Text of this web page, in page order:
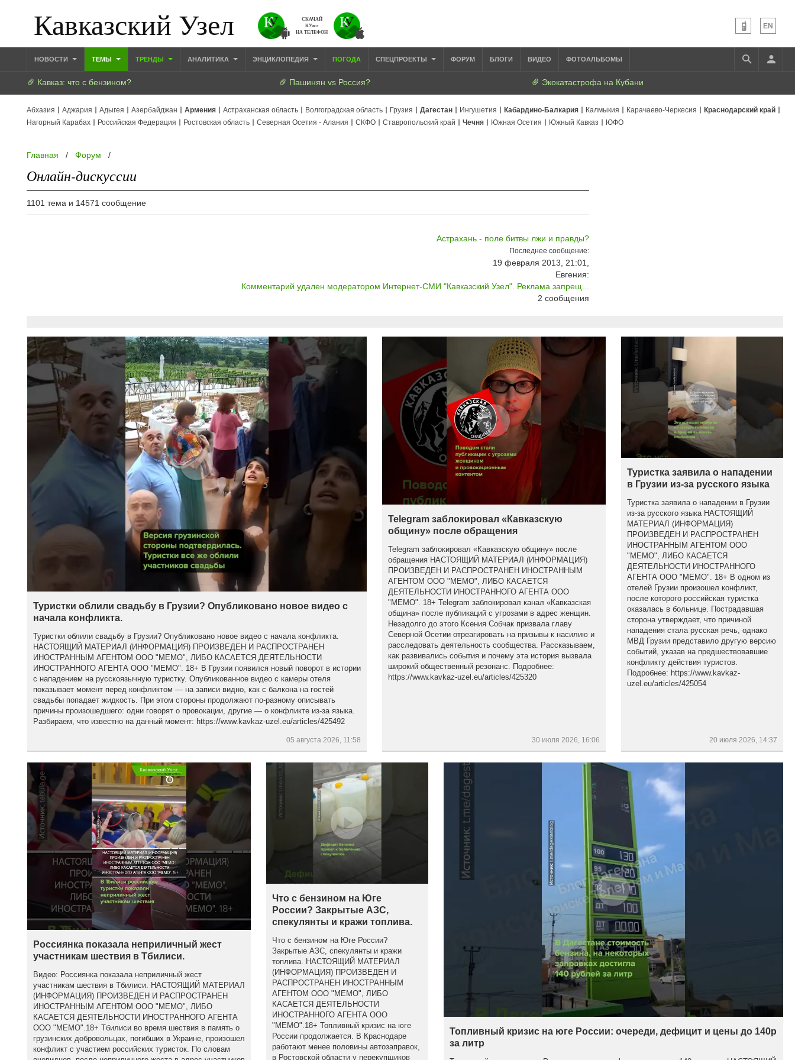
Кавказский Узел
СКАЧАЙ
КУзел
НА ТЕЛЕФОН
EN
НОВОСТИ ТЕМЫ ТРЕНДЫ АНАЛИТИКА ЭНЦИКЛОПЕДИЯ ПОГОДА СПЕЦПРОЕКТЫ ФОРУМ БЛОГИ ВИДЕО ФОТОАЛЬБОМЫ
Кавказ: что с бензином? Пашинян vs Россия? Экокатастрофа на Кубани
Абхазия Аджария Адыгея Азербайджан Армения Астраханская область Волгоградская область Грузия Дагестан Ингушетия Кабардино-Балкария Калмыкия Карачаево-Черкесия
Краснодарский край
Нагорный Карабах
Российская Федерация Ростовская область Северная Осетия - Алания СКФО Ставропольский край Чечня Южная Осетия Южный Кавказ ЮФО
Главная / Форум /
Онлайн-дискуссии
1101 тема и 14571 сообщение
Астрахань - поле битвы лжи и правды?
Последнее сообщение:
19 февраля 2013, 21:01,
Евгения:
Комментарий удален модератором Интернет-СМИ "Кавказский Узел". Реклама запрещ...
2сообщения
Туристки облили свадьбу в Грузии? Опубликовано новое видео с
начала конфликта.
Туристки облили свадьбу в Грузии? Опубликовано новое видео с начала конфликта.
НАСТОЯЩИЙ МАТЕРИАЛ (ИНФОРМАЦИЯ) ПРОИЗВЕДЕН И РАСПРОСТРАНЕН
ИНОСТРАННЫМ АГЕНТОМ ООО "МЕМО", ЛИБО КАСАЕТСЯ ДЕЯТЕЛЬНОСТИ
ИНОСТРАННОГО АГЕНТА ООО "МЕМО". 18+ В Грузии появился новый поворот в истории
с нападением на русскоязычную туристку. Опубликованное видео с камеры отеля
показывает момент перед конфликтом — на записи видно, как с балкона на гостей
свадьбы попадает жидкость. При этом стороны продолжают по-разному описывать
причины произошедшего: одни говорят о провокации, другие — о конфликте из-за языка.
Разбираем, что известно на данный момент: https://www.kavkaz-uzel.eu/articles/425492
05 августа 2026, 11:58
Telegram заблокировал «Кавказскую
общину» после обращения
Telegram заблокировал «Кавказскую общину» после
обращения НАСТОЯЩИЙ МАТЕРИАЛ (ИНФОРМАЦИЯ)
ПРОИЗВЕДЕН И РАСПРОСТРАНЕН ИНОСТРАННЫМ
АГЕНТОМ ООО "МЕМО", ЛИБО КАСАЕТСЯ
ДЕЯТЕЛЬНОСТИ ИНОСТРАННОГО АГЕНТА ООО
"МЕМО". 18+ Telegram заблокировал канал «Кавказская
община» после публикаций с угрозами в адрес женщин.
Незадолго до этого Ксения Собчак призвала главу
Северной Осетии отреагировать на призывы к насилию и
расследовать деятельность сообщества. Рассказываем,
как развивались события и почему эта история вызвала
широкий общественный резонанс. Подробнее:
https://www.kavkaz-uzel.eu/articles/425320
30 июля 2026, 16:06
Туристка заявила о нападении
в Грузии из-за русского языка
Туристка заявила о нападении в Грузии
из-за русского языка НАСТОЯЩИЙ
МАТЕРИАЛ (ИНФОРМАЦИЯ)
ПРОИЗВЕДЕН И РАСПРОСТРАНЕН
ИНОСТРАННЫМ АГЕНТОМ ООО
"МЕМО", ЛИБО КАСАЕТСЯ
ДЕЯТЕЛЬНОСТИ ИНОСТРАННОГО
АГЕНТА ООО "МЕМО". 18+ В одном из
отелей Грузии произошел конфликт,
после которого российская туристка
оказалась в больнице. Пострадавшая
сторона утверждает, что причиной
нападения стала русская речь, однако
МВД Грузии представило другую версию
событий, указав на предшествовавшие
конфликту действия туристов.
Подробнее: https://www.kavkaz-
uzel.eu/articles/425054
20 июля 2026, 14:37
Россиянка показала неприличный жест
участникам шествия в Тбилиси.
Видео: Россиянка показала неприличный жест
участникам шествия в Тбилиси. НАСТОЯЩИЙ МАТЕРИАЛ
(ИНФОРМАЦИЯ) ПРОИЗВЕДЕН И РАСПРОСТРАНЕН
ИНОСТРАННЫМ АГЕНТОМ ООО "МЕМО", ЛИБО
КАСАЕТСЯ ДЕЯТЕЛЬНОСТИ ИНОСТРАННОГО АГЕНТА
ООО "МЕМО".18+ Тбилиси во время шествия в память о
грузинских добровольцах, погибших в Украине, произошел
конфликт с участием российских туристок. По словам
Что с бензином на Юге
России? Закрытые АЗС,
спекулянты и кражи топлива.
Что с бензином на Юге России?
Закрытые АЗС, спекулянты и кражи
топлива. НАСТОЯЩИЙ МАТЕРИАЛ
(ИНФОРМАЦИЯ) ПРОИЗВЕДЕН И
РАСПРОСТРАНЕН ИНОСТРАННЫМ
АГЕНТОМ ООО "МЕМО", ЛИБО
КАСАЕТСЯ ДЕЯТЕЛЬНОСТИ
ИНОСТРАННОГО АГЕНТА ООО
"МЕМО".18+ Топливный кризис на юге
России продолжается. В Краснодаре
работают менее половины автозаправок,
в Ростовской области у перекупщиков
Топливный кризис на юге России: очереди, дефицит и цены до 140р
за литр